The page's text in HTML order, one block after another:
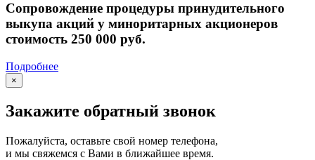
Сопровождение процедуры принудительного
выкупа акций у миноритарных акционеров
стоимость 250 000 руб.
Подробнее
×
Закажите обратный звонок
Пожалуйста, оставьте свой номер телефона,
и мы свяжемся с Вами в ближайшее время.